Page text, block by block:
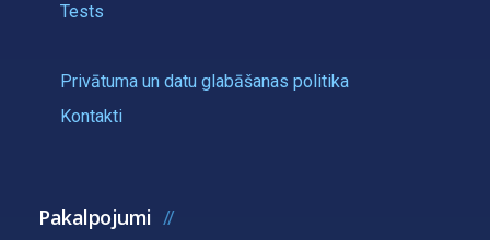
Tests
Privātuma un datu glabāšanas politika
Kontakti
Pakalpojumi